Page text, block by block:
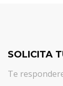
SOLICITA
Te